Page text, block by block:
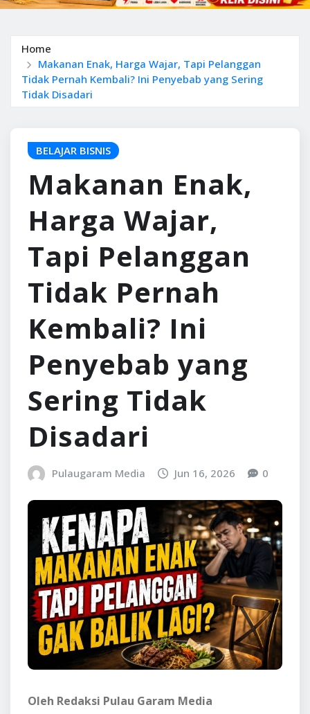
Home
Makanan Enak, Harga Wajar, Tapi Pelanggan
Tidak Pernah Kembali? Ini Penyebab yang Sering
Tidak Disadari
BELAJAR BISNIS
Makanan Enak,
Harga Wajar,
Tapi Pelanggan
Tidak Pernah
Kembali? Ini
Penyebab yang
Sering Tidak
Disadari
Pulaugaram Media Jun 16, 2026 0
Oleh Redaksi Pulau Garam Media